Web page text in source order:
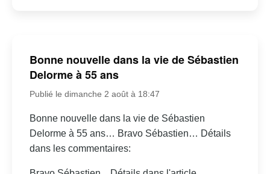
Bonne nouvelle dans la vie de Sébastien
Delorme à 55 ans
Publié le dimanche 2 août à 18:47
Bonne nouvelle dans la vie de Sébastien
Delorme à 55 ans… Bravo Sébastien… Détails
dans les commentaires: